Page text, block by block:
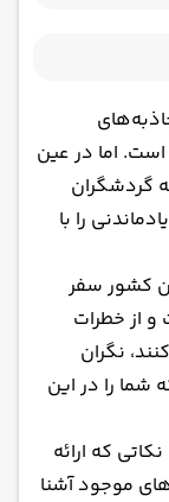
است. اما در عین
گردشگران
را با
کشور سفر
و از خطرات
نگران
شما را در این
که ارائه
موجود آشنا